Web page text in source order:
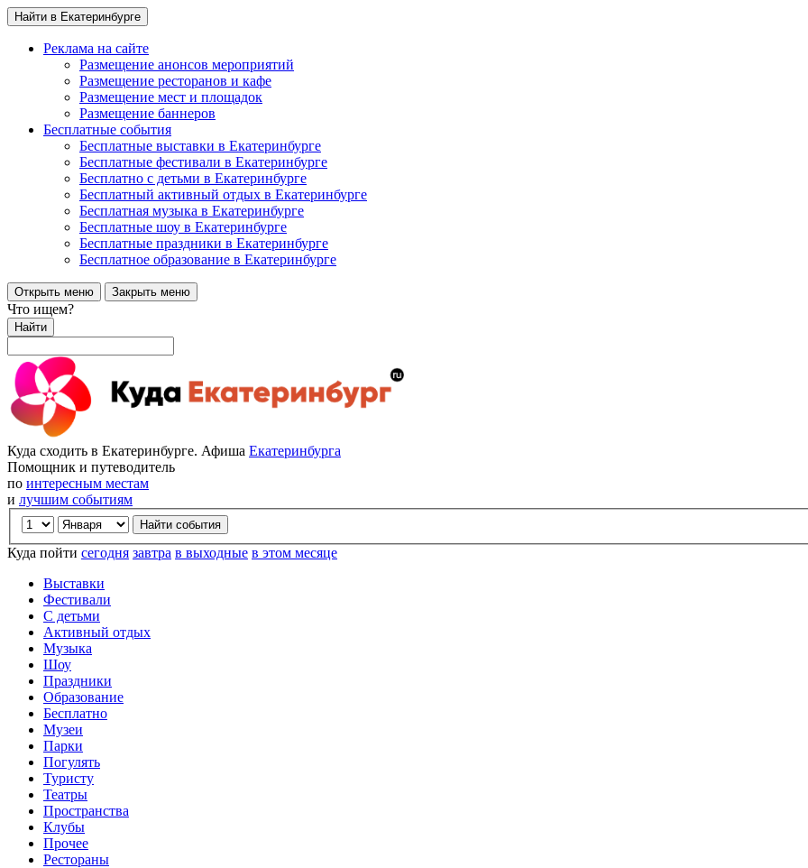
Найти в Екатеринбурге
Реклама на сайте
Размещение анонсов мероприятий
Размещение ресторанов и кафе
Размещение мест и площадок
Размещение баннеров
Бесплатные события
Бесплатные выставки в Екатеринбурге
Бесплатные фестивали в Екатеринбурге
Бесплатно с детьми в Екатеринбурге
Бесплатный активный отдых в Екатеринбурге
Бесплатная музыка в Екатеринбурге
Бесплатные шоу в Екатеринбурге
Бесплатные праздники в Екатеринбурге
Бесплатное образование в Екатеринбурге
Открыть меню Закрыть меню
Что ищем?
Найти
Куда сходить в Екатеринбурге. Афиша Екатеринбурга
Помощник и путеводитель
по интересным местам
и лучшим событиям
Куда пойти сегодня завтра в выходные в этом месяце
Выставки
Фестивали
С детьми
Активный отдых
Музыка
Шоу
Праздники
Образование
Бесплатно
Музеи
Парки
Погулять
Туристу
Театры
Пространства
Клубы
Прочее
Рестораны